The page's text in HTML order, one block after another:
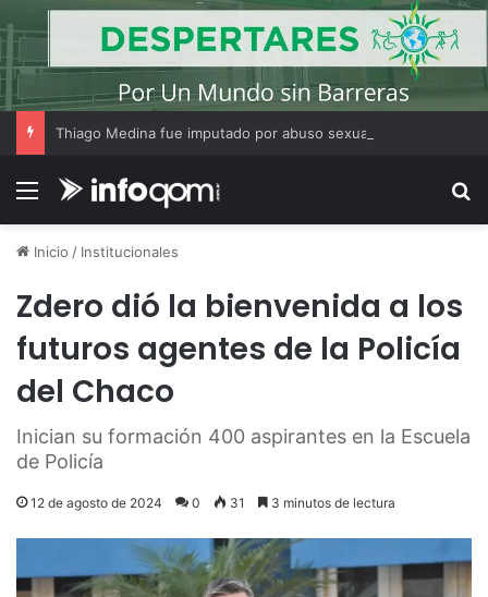
Menú
Inicio / Institucionales
Zdero dió la bienvenida a los
futuros agentes de la Policía
del Chaco
Inician su formación 400 aspirantes en la Escuela
de Policía
12 de agosto de 2024 0 31 3 minutos de lectura